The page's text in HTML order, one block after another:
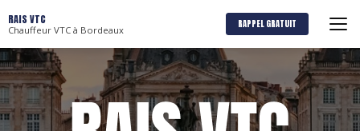
au
contenu
principal
RAIS VTC
Chauffeur VTC à Bordeaux RAPPEL GRATUIT